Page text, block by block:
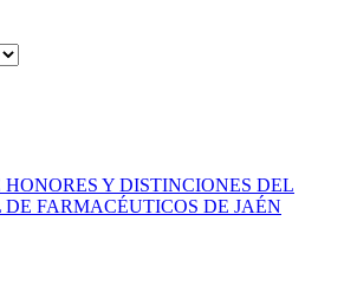
Y DISTINCIONES DEL
FARMACÉUTICOS DE JAÉN